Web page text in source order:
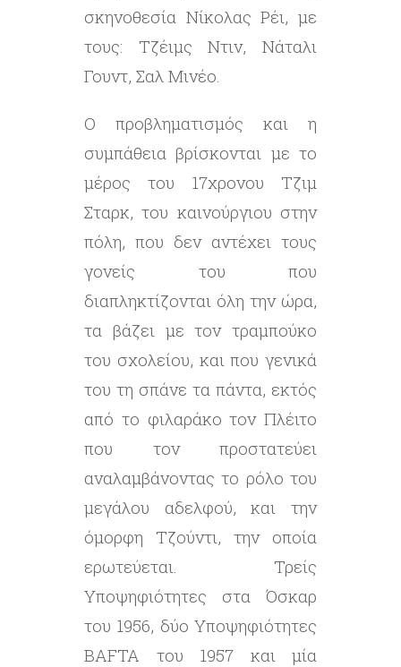
σκηνοθεσία Νίκολας Ρέι, με
τους: Τζέιμς Ντιν, Νάταλι
Γουντ, Σαλ Μινέο.
Ο προβληματισμός και η
συμπάθεια βρίσκονται με το
μέρος του 17χρονου Τζιμ
Σταρκ, του καινούργιου στην
πόλη, που δεν αντέχει τους
γονείς του που
διαπληκτίζονται όλη την ώρα,
τα βάζει με τον τραμπούκο
του σχολείου, και που γενικά
του τη σπάνε τα πάντα, εκτός
από το φιλαράκο τον Πλέιτο
που τον προστατεύει
αναλαμβάνοντας το ρόλο του
μεγάλου αδελφού, και την
όμορφη Τζούντι, την οποία
ερωτεύεται. Τρείς
Υποψηφιότητες στα Όσκαρ
του 1956, δύο Υποψηφιότητες
BAFTA του 1957 και μία